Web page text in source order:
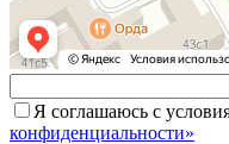
Я соглашаюсь с
конфиденциальности»